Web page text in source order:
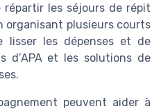
répartir les séjours de répit
organisant plusieurs courts
lisser les dépenses et de
d’APA et les solutions de
peuvent aider à